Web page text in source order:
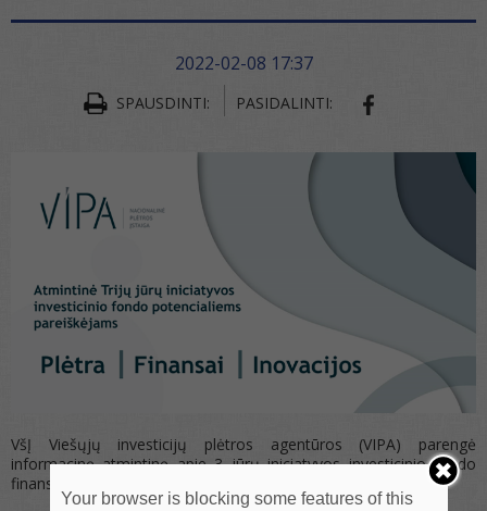
2022-02-08 17:37
SPAUSDINTI: PASIDALINTI:
VšĮ Viešųjų investicijų plėtros agentūros (VIPA) parengė
informacinę atmintinę apie 3 jūrų iniciatyvos investicinio fondo
finansavimo galimybes.
Your browser is blocking some features of this